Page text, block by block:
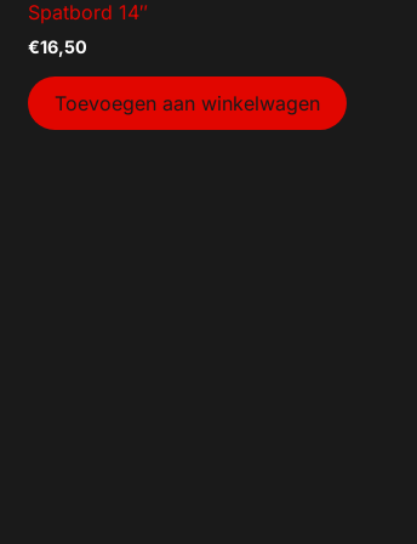
Spatbord 14″
€16,50
Toevoegen aan winkelwagen